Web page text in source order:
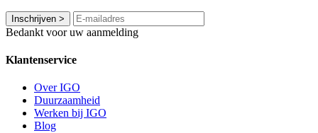
Inschrijven >
Bedankt voor uw aanmelding
Klantenservice
Over IGO
Duurzaamheid
Werken bij IGO
Blog